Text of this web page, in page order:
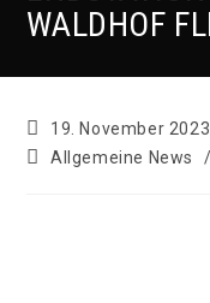
WALDHOF
Beitrag
veröffentlicht:
19. November 2023
Beitrags-
Allgemeine News /